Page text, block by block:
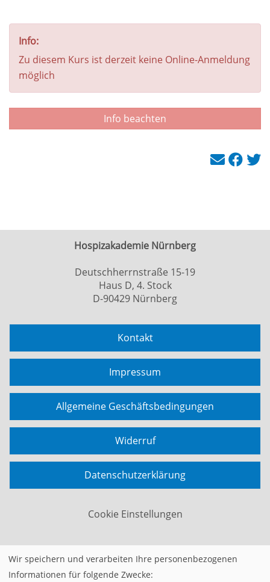
Info:
Zu diesem Kurs ist derzeit keine Online-Anmeldung
möglich
Info beachten
Hospizakademie Nürnberg
Deutschherrnstraße 15-19
Haus D, 4. Stock
D-90429 Nürnberg
Kontakt
Impressum
Allgemeine Geschäftsbedingungen
Widerruf
Datenschutzerklärung
Cookie Einstellungen
Widerrufsformular
Wir speichern und verarbeiten Ihre personenbezogenen
Informationen für folgende Zwecke: